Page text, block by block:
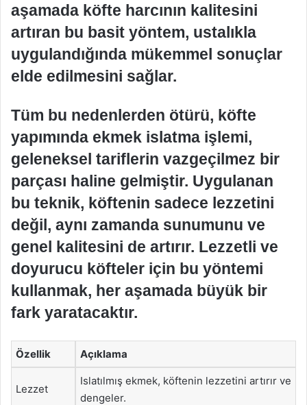
aşamada köfte harcının kalitesini
artıran bu basit yöntem, ustalıkla
uygulandığında mükemmel sonuçlar
elde edilmesini sağlar.
Tüm bu nedenlerden ötürü, köfte
yapımında ekmek islatma işlemi,
geleneksel tariflerin vazgeçilmez bir
parçası haline gelmiştir. Uygulanan
bu teknik, köftenin sadece lezzetini
değil, aynı zamanda sunumunu ve
genel kalitesini de artırır. Lezzetli ve
doyurucu köfteler için bu yöntemi
kullanmak, her aşamada büyük bir
fark yaratacaktır.
Özellik Açıklama
Lezzet
Islatılmış ekmek, köftenin lezzetini artırır ve
dengeler.